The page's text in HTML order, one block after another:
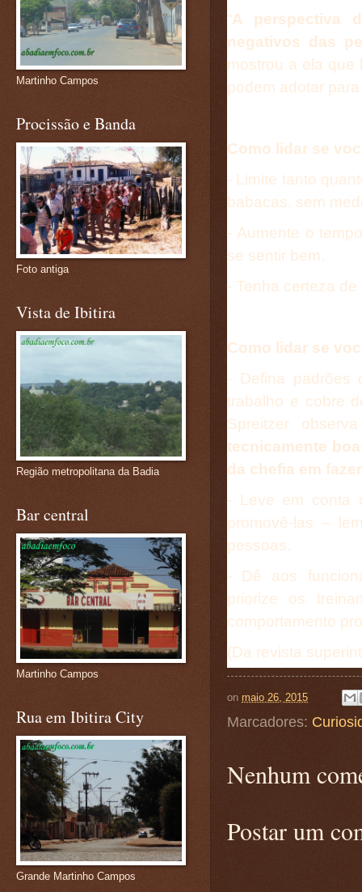
“A perspectiva
negativos das
mostrou a ela que
podem adotar
Como lidar se
- Limite tanto
babacas, sem
- Aumente o
se sentir bem.
- Tenha certeza
Como lidar se
- Defina padrões
trabalho e cobre
Spreitzer
tecnicamente
da chefia em
- Leve em conta
promovê-las –
pessoas.
- Dê aos
priorize os
comportamento
(Da revista
on maio 26, 2015
Marcadores:
Nenhum
Postar um
Martinho Campos
Procissão e Banda
Foto antiga
Vista de Ibitira
Região metropolitana da Badia
Bar central
Martinho Campos
Rua em Ibitira City
Grande Martinho Campos